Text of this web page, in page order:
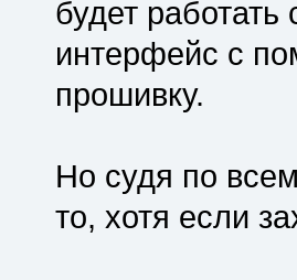
будет
интерфейс с
прошивку.
Но судя по
то, хотя если